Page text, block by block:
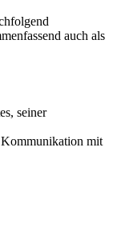
auch als
seiner
mit